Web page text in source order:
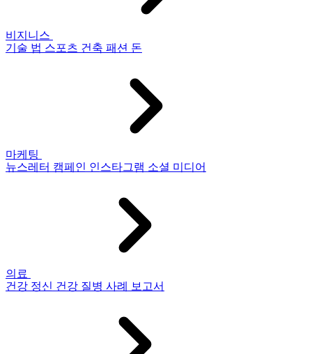
비지니스
기술 법 스포츠 건축 패션 돈
마케팅
뉴스레터 캠페인 인스타그램 소셜 미디어
의료
건강 정신 건강 질병 사례 보고서